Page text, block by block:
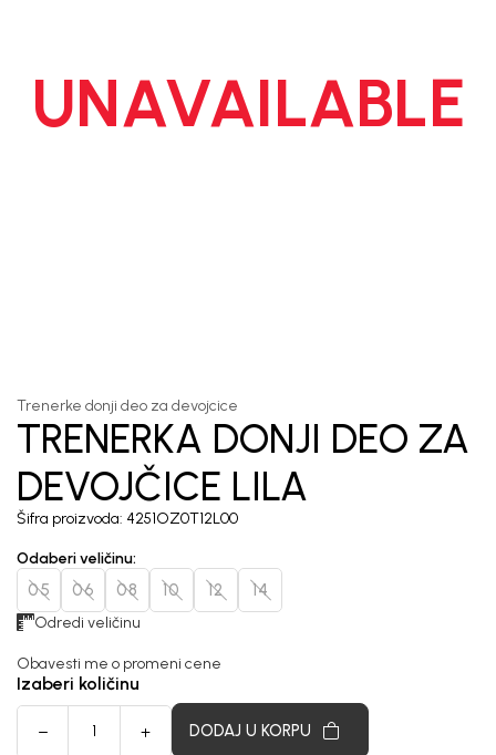
UNAVAILABLE
Trenerke donji deo za devojcice
TRENERKA DONJI DEO ZA
DEVOJČICE LILA
Šifra proizvoda: 4251OZ0T12L00
Odaberi veličinu:
05 06 08 10 12 14
Odredi veličinu
Obavesti me o promeni cene
Izaberi količinu
DODAJ U KORPU